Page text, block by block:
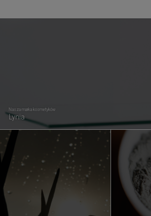
Nasza marka kosmetyków
Lynia